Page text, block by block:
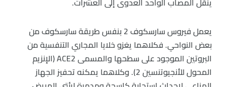
يعمل فيروس سارسكوف 2 بنفس طريقة سارسكوف من
بعض النواحي. فكلاهما يغزو خلايا المجاري التنفسية من
البروتين الموجود على سطحها والمسمى ACE2 (الإنزيم
المحول للأنجيوتنسين 2). وكلاهما يمكنه تحفيز الجهاز